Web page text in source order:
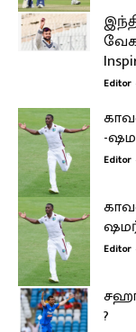
Editor
-
Editor
Editor
?